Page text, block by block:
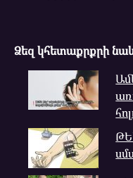
Ձեզ կհետաքրքրի